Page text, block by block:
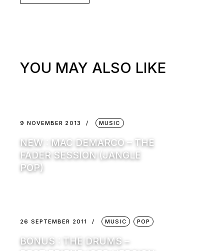
YOU MAY ALSO LIKE
9 NOVEMBER 2013 MUSIC
NEW : MAC DEMARCO – THE
FADER SESSION (JANGLE
POP)
26 SEPTEMBER 2011 MUSIC POP
BONUS : THE DRUMS –